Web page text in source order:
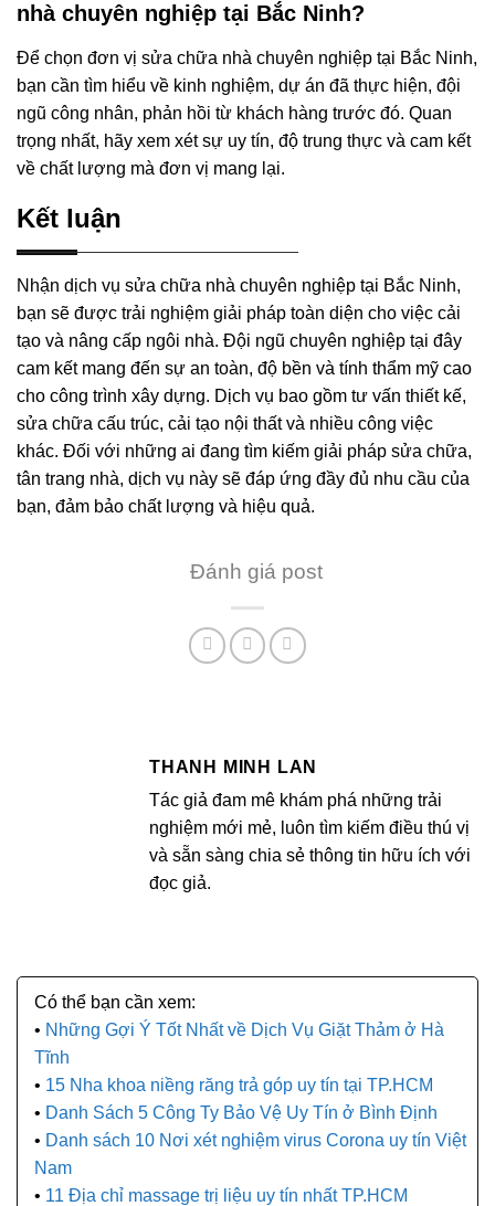
nhà chuyên nghiệp tại Bắc Ninh?
Để chọn đơn vị sửa chữa nhà chuyên nghiệp tại Bắc Ninh,
bạn cần tìm hiểu về kinh nghiệm, dự án đã thực hiện, đội
ngũ công nhân, phản hồi từ khách hàng trước đó. Quan
trọng nhất, hãy xem xét sự uy tín, độ trung thực và cam kết
về chất lượng mà đơn vị mang lại.
Kết luận
Nhận dịch vụ sửa chữa nhà chuyên nghiệp tại Bắc Ninh,
bạn sẽ được trải nghiệm giải pháp toàn diện cho việc cải
tạo và nâng cấp ngôi nhà. Đội ngũ chuyên nghiệp tại đây
cam kết mang đến sự an toàn, độ bền và tính thẩm mỹ cao
cho công trình xây dựng. Dịch vụ bao gồm tư vấn thiết kế,
sửa chữa cấu trúc, cải tạo nội thất và nhiều công việc
khác. Đối với những ai đang tìm kiếm giải pháp sửa chữa,
tân trang nhà, dịch vụ này sẽ đáp ứng đầy đủ nhu cầu của
bạn, đảm bảo chất lượng và hiệu quả.
Đánh giá post
THANH MINH LAN
Tác giả đam mê khám phá những trải
nghiệm mới mẻ, luôn tìm kiếm điều thú vị
và sẵn sàng chia sẻ thông tin hữu ích với
đọc giả.
Những Gợi Ý Tốt Nhất về Dịch Vụ Giặt Thảm ở Hà
Tĩnh
15 Nha khoa niềng răng trả góp uy tín tại TP.HCM
Danh Sách 5 Công Ty Bảo Vệ Uy Tín ở Bình Định
Danh sách 10 Nơi xét nghiệm virus Corona uy tín Việt
Nam
11 Địa chỉ massage trị liệu uy tín nhất TP.HCM